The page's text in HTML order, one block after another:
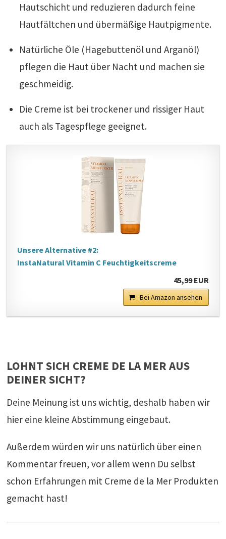
Hautschicht und reduzieren dadurch feine
Hautfältchen und übermäßige Hautpigmente.
Natürliche Öle (Hagebuttenöl und Arganöl)
pflegen die Haut über Nacht und machen sie
geschmeidig.
Die Creme ist bei trockener und rissiger Haut
auch als Tagespflege geeignet.
Unsere Alternative #2:
InstaNatural Vitamin C Feuchtigkeitscreme
45,99 EUR
Bei Amazon ansehen
LOHNT SICH CREME DE LA MER AUS
DEINER SICHT?
Deine Meinung ist uns wichtig, deshalb haben wir
hier eine kleine Abstimmung eingebaut.
Außerdem würden wir uns natürlich über einen
Kommentar freuen, vor allem wenn Du selbst
schon Erfahrungen mit Creme de la Mer Produkten
gemacht hast!